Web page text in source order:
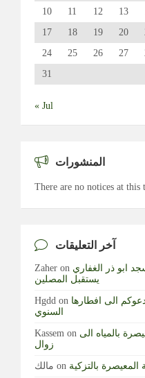
10
11 12 13
17
18 19 20
24
25 26 27
31
« Jul
المنشورات
There are no notices at this
آخر التعليقات
Zaher on ابو ذر الغفاري
يستقبل المصلين
Hgdd on الى افطارها
السنوي
Kassem on بالمياه الى
زوال
مالك on المعيصرة بالتزكية